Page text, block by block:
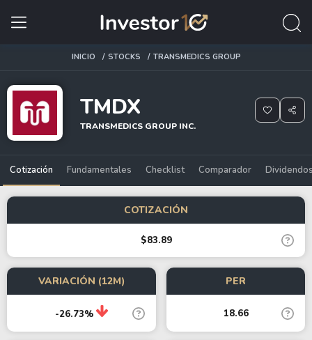
INICIO STOCKS TRANSMEDICS GROUP
TMDX
TRANSMEDICS GROUP INC.
Cotización Fundamentales Checklist Comparador
COTIZACIÓN
$83.89
VARIACIÓN (12M)
-26.73%
PER
18.66